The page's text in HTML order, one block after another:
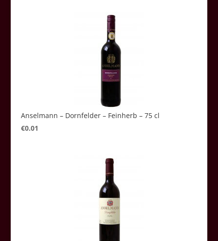
Anselmann – Dornfelder – Feinherb – 75 cl
€0.01